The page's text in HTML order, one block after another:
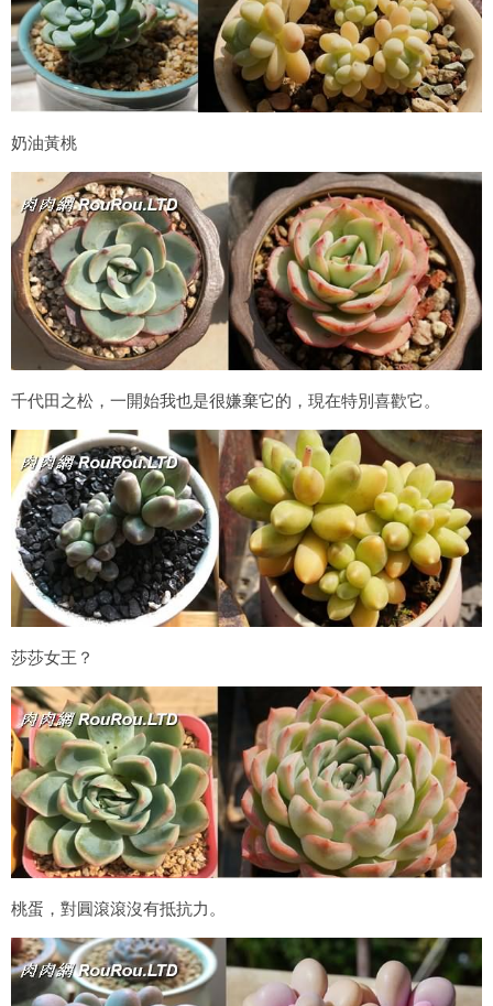
奶油黃桃
千代田之松，一開始我也是很嫌棄它的，現在特別喜歡它。
莎莎女王？
桃蛋，對圓滾滾沒有抵抗力。